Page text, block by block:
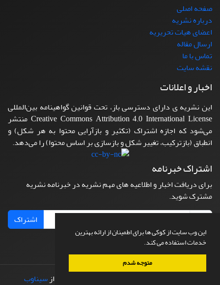
این وب سایت از کوکی ها برای اطمینان از ارائه بهترین
خدمات استفاده می کند.
متوجه شدم
صفحه اصلی
درباره نشریه
اعضای هیات تحریریه
ارسال مقاله
تماس با ما
نقشه سایت
اخبار و اعلانات
این نشریه ی دارای دسترسی باز، تحت قوانین گواهینامه بین‌المللی
Creative Commons Attribution 4.0 International License منتشر
می‌شود که اجازه اشتراک (تکثیر و بازآرایی محتوا به هر شکل) و
انطباق (بازترکیب، تغییر شکل و بازسازی بر اساس محتوا) را می‌دهد.
اشتراک خبرنامه
برای دریافت اخبار و اطلاعیه های مهم نشریه در خبرنامه نشریه
مشترک شوید.
اشتراک
طراحی و پیاده سازی از سیناوب